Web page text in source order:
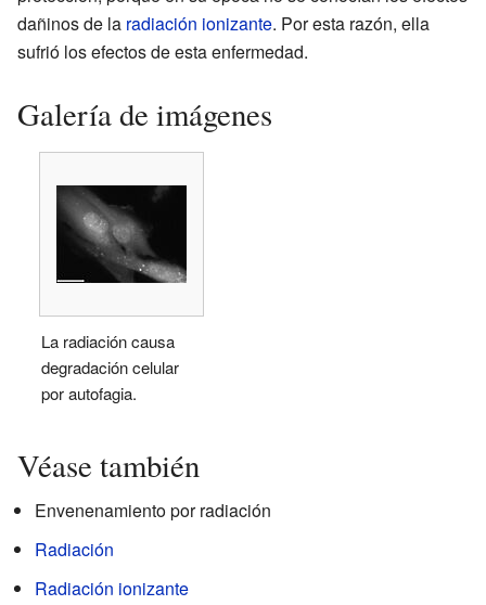
dañinos de la radiación ionizante. Por esta razón, ella
sufrió los efectos de esta enfermedad.
Galería de imágenes
La radiación causa
degradación celular
por autofagia.
Véase también
Envenenamiento por radiación
Radiación
Radiación ionizante